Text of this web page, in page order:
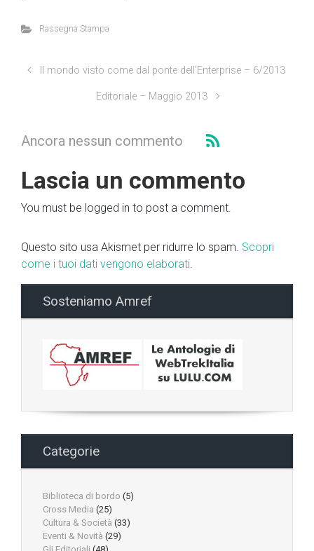
Rassegna Stampa
Il mondo visto come dal ponte dell’Enterprise – 6/2013
Editoriale – Maggio 2013
Ancora nessun commento
Lascia un commento
You must be logged in to post a comment.
Questo sito usa Akismet per ridurre lo spam. Scopri
come i tuoi dati vengono elaborati.
Sosteniamo Amref
Categorie
Biblioteca di bordo (5)
Cross Media (25)
Cultura & Società (33)
Eventi & Novità (29)